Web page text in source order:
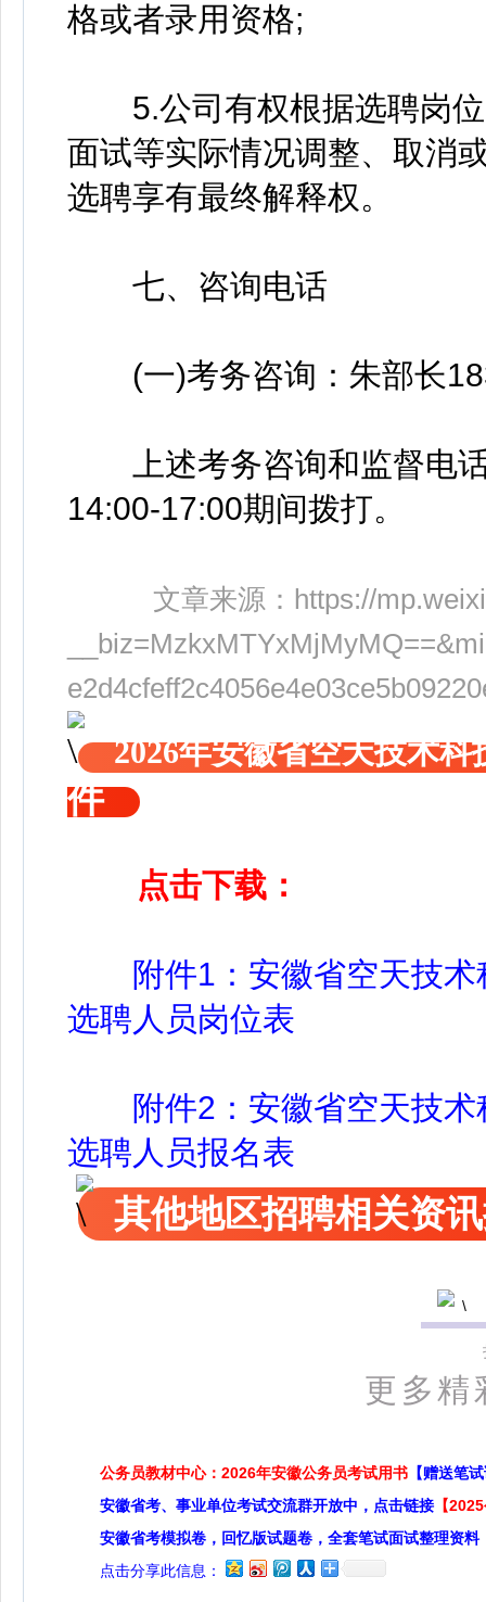
格或者录用资格;
5.公司有权根据选聘岗位
面试等实际情况调整、取消
选聘享有最终解释权。
七、咨询电话
(一)考务咨询：朱部长
上述考务咨询和监督电话
14:00-17:00期间拨打。
文章来源： https://
2026年安徽省空天技术
件
点击下载：
附件1：安徽省空天技术
选聘人员岗位表
附件2：安徽省空天技术
选聘人员报名表
其他地区招聘相关资
更多精
公务员教材中心：2026年安徽公务员考试用书 【赠送笔
安徽省考、事业单位考试交流群开放中，点击链接 【
安徽省考模拟卷，回忆版试题卷，全套笔试面试整理资料
点击分享此信息：